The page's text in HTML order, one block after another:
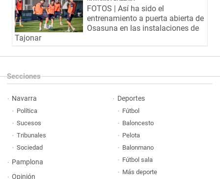
FOTOS | Así ha sido el
entrenamiento a puerta abierta de
Osasuna en las instalaciones de
Tajonar
Secciones
Navarra
Política
Sucesos
Tribunales
Sociedad
Pamplona
Opinión
Deportes
Fútbol
Baloncesto
Pelota
Balonmano
Fútbol sala
Más deporte